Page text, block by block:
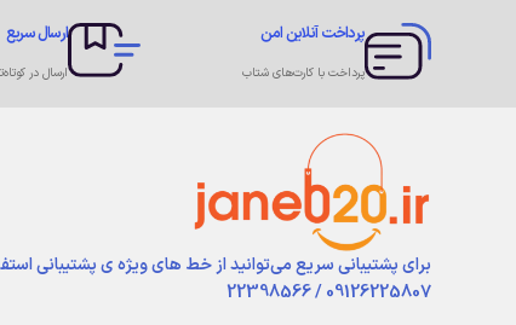
پرداخت آنلاین امن
پرداخت با کارت‌های شتاب
ارسال سریع
ارسال در
برای پشتیبانی سریع می‌توانید از خط های ویژه ی پشتیبانی
09126225807 / 22398566